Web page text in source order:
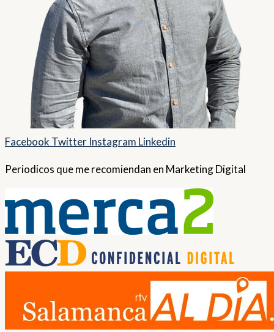
Facebook Twitter Instagram Linkedin
Periodicos que me recomiendan en Marketing Digital